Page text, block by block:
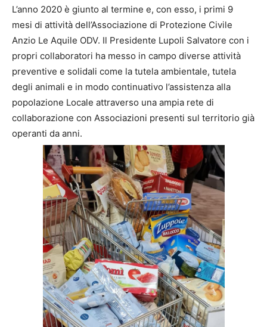
L’anno 2020 è giunto al termine e, con esso, i primi 9
mesi di attività dell’Associazione di Protezione Civile
Anzio Le Aquile ODV. Il Presidente Lupoli Salvatore con i
propri collaboratori ha messo in campo diverse attività
preventive e solidali come la tutela ambientale, tutela
degli animali e in modo continuativo l’assistenza alla
popolazione Locale attraverso una ampia rete di
collaborazione con Associazioni presenti sul territorio già
operanti da anni.